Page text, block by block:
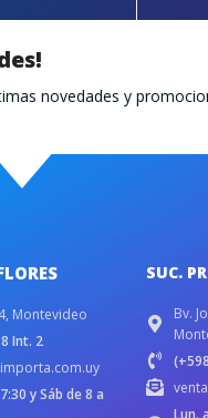
novedades y
Montevideo
Int. 2
y Sáb de 8 a
SUC.
Bv.
Lun.